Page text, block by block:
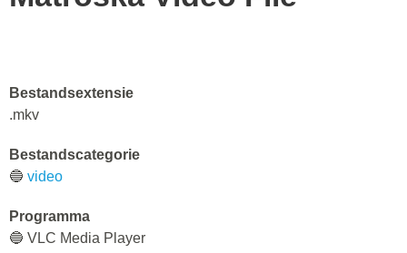
Bestandsextensie
.mkv
Bestandscategorie
🔵 video
Programma
🔵 VLC Media Player